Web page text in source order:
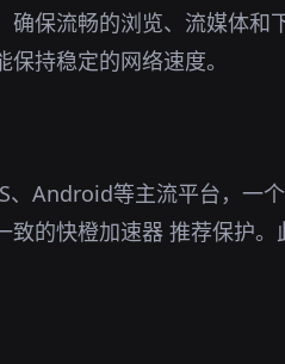
保流畅的浏览、流媒体和
持稳定的网络速度。
Android等主流平台，一
的快橙加速器 推荐保护